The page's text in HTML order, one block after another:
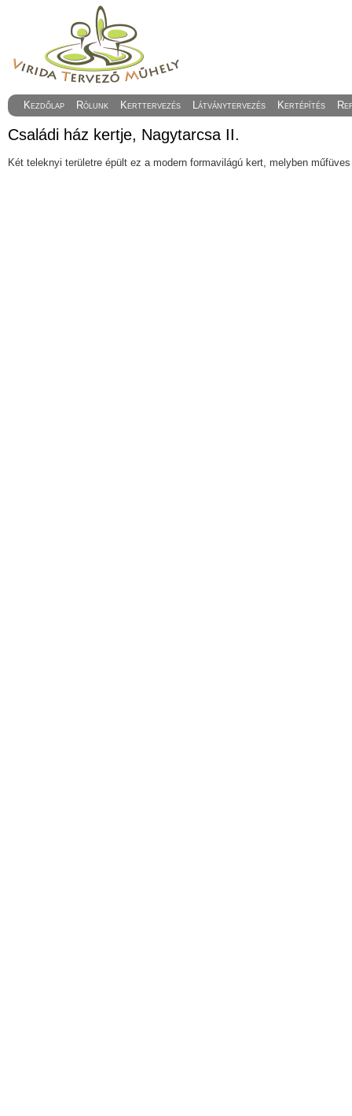
Kezdőlap Rólunk Kerttervezés Látványtervezés Kertépítés
Családi ház kertje, Nagytarcsa II.
Két teleknyi területre épült ez a modern formavilágú kert, melyben